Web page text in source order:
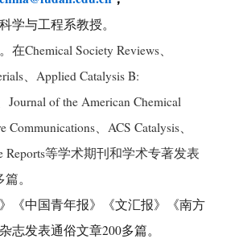
学与工程系教授。
Chemical Society Reviews、
、Applied Catalysis B:
Journal of the American Chemical
Communications、ACS Catalysis、
Reports等学术期刊和学术专著发表
。
《中国青年报》《文汇报》《南方
志发表通俗文章200多篇。